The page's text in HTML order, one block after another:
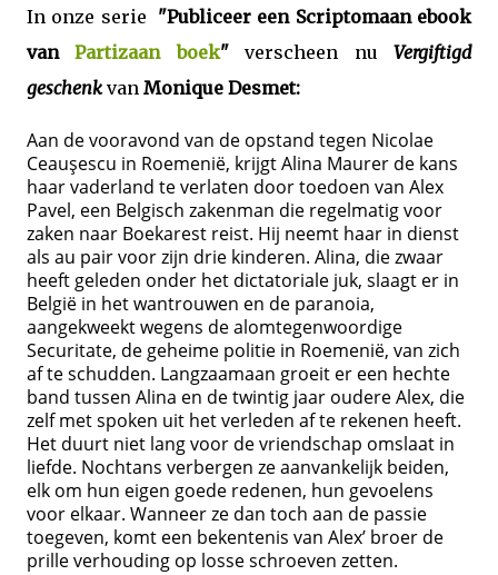
In onze serie "Publiceer een Scriptomaan ebook
vanPartizaan boek"verscheen nuVergiftigd
geschenk van Monique Desmet:
Aan de vooravond van de opstand tegen Nicolae
Ceauşescu in Roemenië, krijgt Alina Maurer de kans
haar vaderland te verlaten door toedoen van Alex
Pavel, een Belgisch zakenman die regelmatig voor
zaken naar Boekarest reist. Hij neemt haar in dienst
als au pair voor zijn drie kinderen. Alina, die zwaar
heeft geleden onder het dictatoriale juk, slaagt er in
België in het wantrouwen en de paranoia,
aangekweekt wegens de alomtegenwoordige
Securitate, de geheime politie in Roemenië, van zich
af te schudden. Langzaamaan groeit er een hechte
band tussen Alina en de twintig jaar oudere Alex, die
zelf met spoken uit het verleden af te rekenen heeft.
Het duurt niet lang voor de vriendschap omslaat in
liefde. Nochtans verbergen ze aanvankelijk beiden,
elk om hun eigen goede redenen, hun gevoelens
voor elkaar. Wanneer ze dan toch aan de passie
toegeven, komt een bekentenis van Alex’ broer de
prille verhouding op losse schroeven zetten.